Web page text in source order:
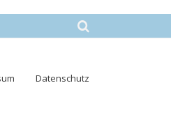
Datenschutz